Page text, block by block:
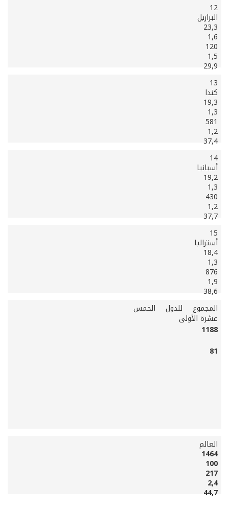
12
البرازيل
23,3
1,6
120
1,5
29,9
13
كندا
19,3
1,3
581
1,2
37,4
14
أسبانيا
19,2
1,3
430
1,2
37,7
15
أستراليا
18,4
1,3
876
1,9
38,6
المجموع للدول الخمس
عشرة الأولى
1188
81
العالم
1464
100
217
2,4
44,7